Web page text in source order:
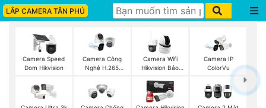
LẮP CAMERA TÂN PHÚ
Camera Speed
Dom Hikvision
Camera Công
Nghệ H.265
Camera Wifi
Hikvision Báo
Camera IP
ColorVu